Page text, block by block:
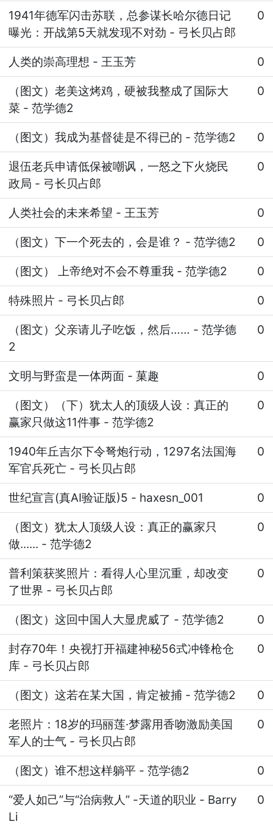
1941年德军闪击苏联，总参谋长哈尔德日记
曝光：开战第5天就发现不对劲 - 弓长贝占郎
0
人类的崇高理想 - 王玉芳 0
（图文）老美这烤鸡，硬被我整成了国际大
菜 - 范学德2
0
（图文）我成为基督徒是不得已的 - 范学德2 0
退伍老兵申请低保被嘲讽，一怒之下火烧民
政局 - 弓长贝占郎
0
人类社会的未来希望 - 王玉芳 0
（图文）下一个死去的，会是谁？ - 范学德2 0
（图文） 上帝绝对不会不尊重我 - 范学德2 0
特殊照片 - 弓长贝占郎 0
（图文）父亲请儿子吃饭，然后…… - 范学德
2
0
文明与野蛮是一体两面 - 菓趣 0
（图文）（下）犹太人的顶级人设：真正的
赢家只做这11件事 - 范学德2
0
1940年丘吉尔下令弩炮行动，1297名法国海
军官兵死亡 - 弓长贝占郎
0
世纪宣言(真AI验证版)5 - haxesn_001 0
（图文）犹太人顶级人设：真正的赢家只
做...... - 范学德2
0
普利策获奖照片：看得人心里沉重，却改变
了世界 - 弓长贝占郎
0
（图文）这回中国人大显虎威了 - 范学德2 0
封存70年！央视打开福建神秘56式冲锋枪仓
库 - 弓长贝占郎
0
（图文）这若在某大国，肯定被捕 - 范学德2 0
老照片：18岁的玛丽莲·梦露用香吻激励美国
军人的士气 - 弓长贝占郎
0
（图文）谁不想这样躺平 - 范学德2 0
“爱人如己”与“治病救人” -天道的职业 - Barry
Li
0